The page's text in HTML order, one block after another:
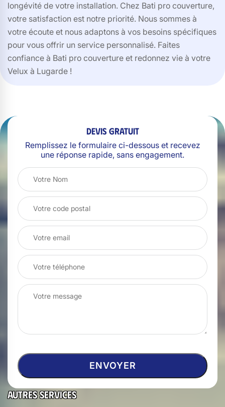
longévité de votre installation. Chez Bati pro couverture,
votre satisfaction est notre priorité. Nous sommes à
votre écoute et nous adaptons à vos besoins spécifiques
pour vous offrir un service personnalisé. Faites
confiance à Bati pro couverture et redonnez vie à votre
Velux à Lugarde !
Devis gratuit
Remplissez le formulaire ci-dessous et recevez
une réponse rapide, sans engagement.
Autres services